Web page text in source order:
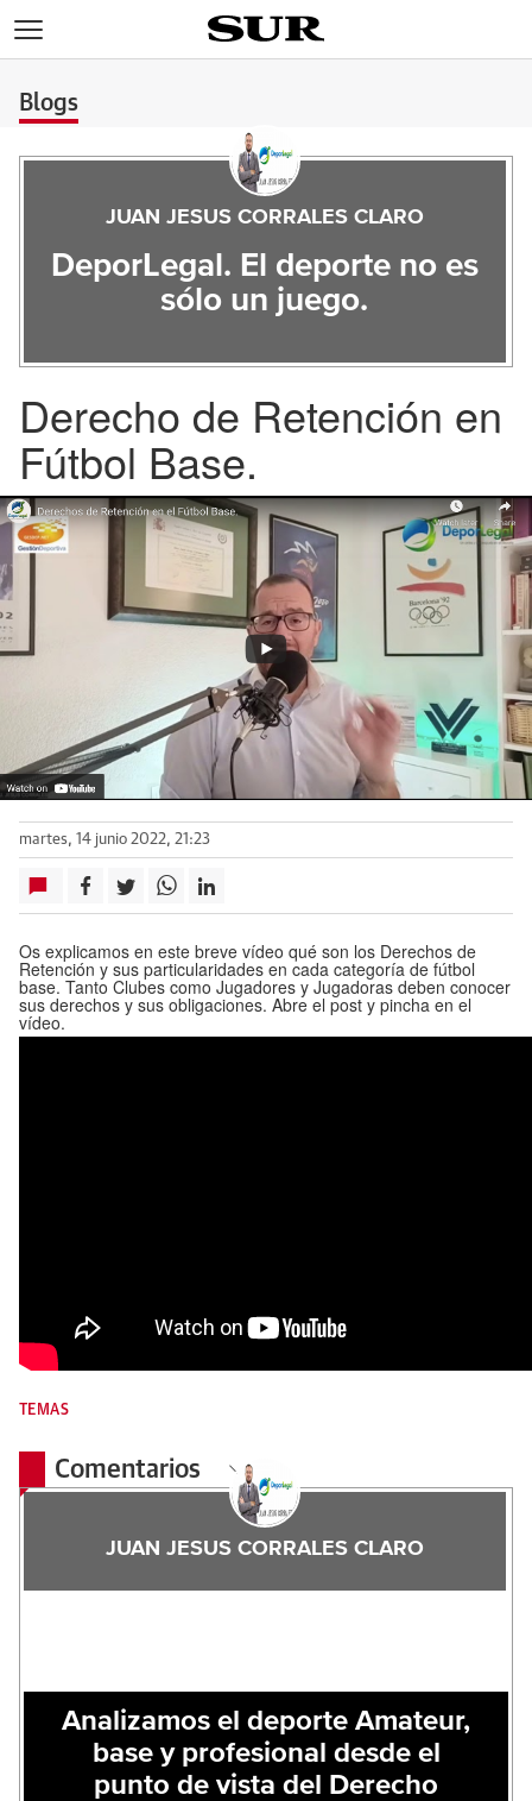
Blogs
JUAN JESUS CORRALES CLARO
DeporLegal. El deporte no es
sólo un juego.
Derecho de Retención en
Fútbol Base.
martes, 14 junio 2022, 21:23
Os explicamos en este breve vídeo qué son los Derechos de
Retención y sus particularidades en cada categoría de fútbol
base. Tanto Clubes como Jugadores y Jugadoras deben conocer
sus derechos y sus obligaciones. Abre el post y pincha en el
vídeo.
TEMAS
Comentarios
JUAN JESUS CORRALES CLARO
Analizamos el deporte Amateur,
base y profesional desde el
punto de vista del Derecho